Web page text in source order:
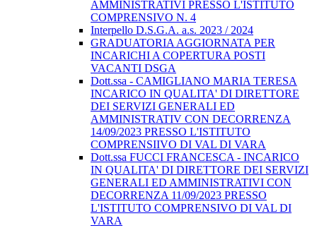
AMMINISTRATIVI PRESSO L'ISTITUTO
COMPRENSIVO N. 4
Interpello D.S.G.A. a.s. 2023 / 2024
GRADUATORIA AGGIORNATA PER
INCARICHI A COPERTURA POSTI
VACANTI DSGA
Dott.ssa - CAMIGLIANO MARIA TERESA
INCARICO IN QUALITA' DI DIRETTORE
DEI SERVIZI GENERALI ED
AMMINISTRATIV CON DECORRENZA
14/09/2023 PRESSO L'ISTITUTO
COMPRENSIIVO DI VAL DI VARA
Dott.ssa FUCCI FRANCESCA - INCARICO
IN QUALITA' DI DIRETTORE DEI SERVIZI
GENERALI ED AMMINISTRATIVI CON
DECORRENZA 11/09/2023 PRESSO
L'ISTITUTO COMPRENSIVO DI VAL DI
VARA